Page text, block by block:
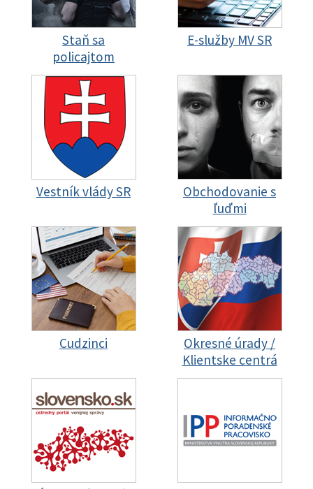
Staň sa
policajtom
E-služby MV SR
Vestník vlády SR
Obchodovanie s
ľuďmi
Cudzinci
Okresné úrady /
Klientske centrá